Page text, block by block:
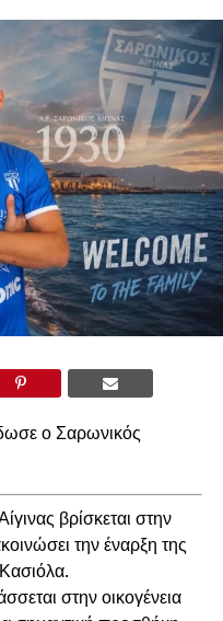
ο Σαρωνικός
βρίσκεται στην
την έναρξη της
στην οικογένεια